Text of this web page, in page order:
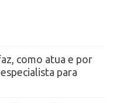
como atua e por
para